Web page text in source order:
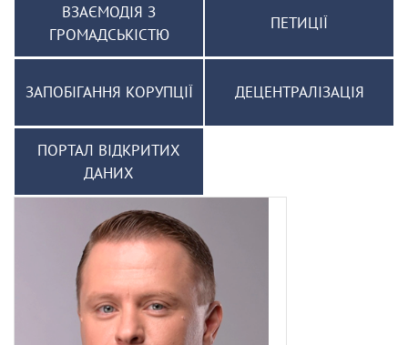
ВЗАЄМОДІЯ З
ГРОМАДСЬКІСТЮ
ПЕТИЦІЇ
ЗАПОБІГАННЯ КОРУПЦІЇ ДЕЦЕНТРАЛІЗАЦІЯ
ПОРТАЛ ВІДКРИТИХ
ДАНИХ